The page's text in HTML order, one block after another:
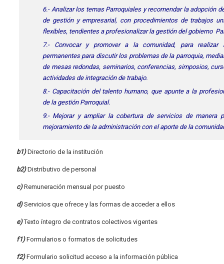
6.- Analizar los temas Parroquiales y recomendar la adopción
de gestión y empresarial, con procedimientos de trabajos
flexibles, tendientes a profesionalizar la gestión del gobierno
7.- Convocar y promover a la comunidad, para realizar
permanentes para discutir los problemas de la parroquia,
de mesas redondas, seminarios, conferencias, simposios,
actividades de integración de trabajo.
8.- Capacitación del talento humano, que apunte a la
de la gestión Parroquial.
9.- Mejorar y ampliar la cobertura de servicios de manera
mejoramiento de la administración con el aporte de la
b1)Directorio de la institución
b2)Distributivo de personal
c)Remuneración mensual por puesto
d)Servicios que ofrece y las formas de acceder a ellos
e)Texto íntegro de contratos colectivos vigentes
f1)Formularios o formatos de solicitudes
f2)Formulario solicitud acceso a la información pública